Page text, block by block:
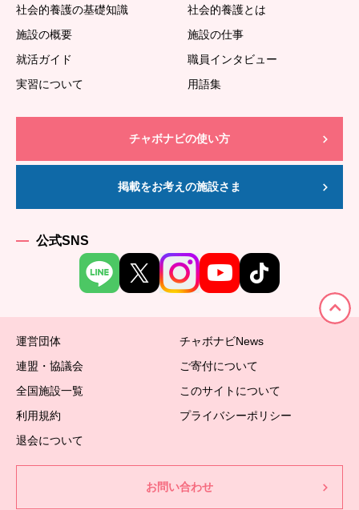
社会的養護の基礎知識
社会的養護とは
施設の概要
施設の仕事
就活ガイド
職員インタビュー
実習について
用語集
チャボナビの使い方
掲載をお考えの施設さま
公式SNS
運営団体
チャボナビNews
連盟・協議会
ご寄付について
全国施設一覧
このサイトについて
利用規約
プライバシーポリシー
退会について
お問い合わせ